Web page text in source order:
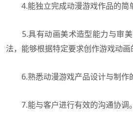
4.能独立完成动漫游戏作品的简
5.具有动画美术造型能力与审美
法，能够根据特定要求创作游戏动画
6.熟悉动漫游戏产品设计与制作
7.能与客户进行有效的沟通协调。